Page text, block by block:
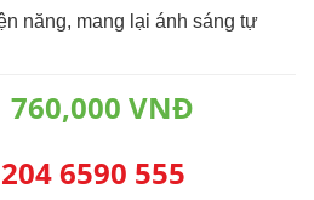
năng, mang lại ánh sáng tự
760,000 VNĐ
6590 555